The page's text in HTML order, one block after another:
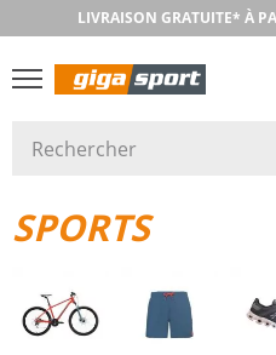
LIVRAISON GRATUITE* À
RETOUR
SPORTS